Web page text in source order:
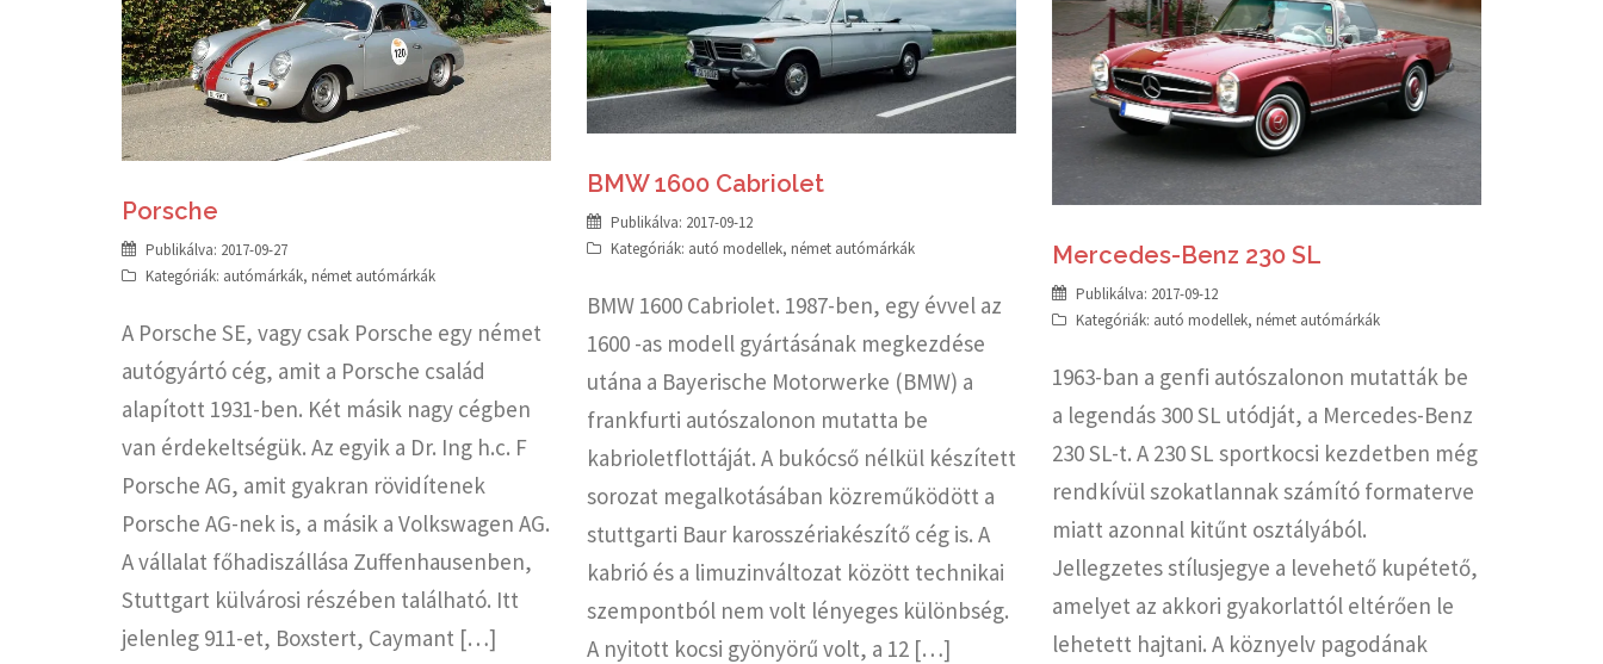
Porsche
Publikálva: 2017-09-27
Kategóriák: autómárkák, német autómárkák
A Porsche SE, vagy csak Porsche egy német
autógyártó cég, amit a Porsche család
alapított 1931-ben. Két másik nagy cégben
van érdekeltségük. Az egyik a Dr. Ing h.c. F
Porsche AG, amit gyakran rövidítenek
Porsche AG-nek is, a másik a Volkswagen AG.
A vállalat főhadiszállása Zuffenhausenben,
Stuttgart külvárosi részében található. Itt
jelenleg 911-et, Boxstert, Caymant […]
BMW 1600 Cabriolet
Publikálva: 2017-09-12
Kategóriák: autó modellek, német autómárkák
BMW 1600 Cabriolet. 1987-ben, egy évvel az
1600 -as modell gyártásának megkezdése
utána a Bayerische Motorwerke (BMW) a
frankfurti autószalonon mutatta be
kabrioletflottáját. A bukócső nélkül készített
sorozat megalkotásában közreműködött a
stuttgarti Baur karosszériakészítő cég is. A
kabrió és a limuzinváltozat között technikai
szempontból nem volt lényeges különbség.
A nyitott kocsi gyönyörű volt, a 12 […]
Mercedes-Benz 230 SL
Publikálva: 2017-09-12
Kategóriák: autó modellek, német autómárkák
1963-ban a genfi autószalonon mutatták be
a legendás 300 SL utódját, a Mercedes-Benz
230 SL-t. A 230 SL sportkocsi kezdetben még
rendkívül szokatlannak számító formaterve
miatt azonnal kitűnt osztályából.
Jellegzetes stílusjegye a levehető kupétető,
amelyet az akkori gyakorlattól eltérően le
lehetett hajtani. A köznyelv pagodának